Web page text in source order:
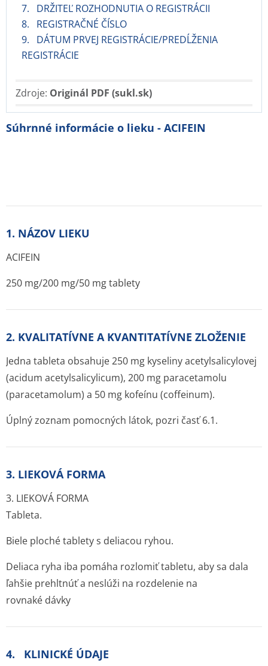
7. DRŽITEĽ ROZHODNUTIA O REGISTRÁCII
8. REGISTRAČNÉ ČÍSLO
9. DÁTUM PRVEJ REGISTRÁCIE/PREDĹŽENIA
REGISTRÁCIE
Zdroje: Originál PDF (sukl.sk)
Súhrnné informácie o lieku - ACIFEIN
1. NÁZOV LIEKU
ACIFEIN
250 mg/200 mg/50 mg tablety
2. KVALITATÍVNE A KVANTITATÍVNE ZLOŽENIE
Jedna tableta obsahuje 250 mg kyseliny acetylsalicylovej
(acidum acetylsalicylicum), 200 mg paracetamolu
(paracetamolum) a 50 mg kofeínu (coffeinum).
Úplný zoznam pomocných látok, pozri časť 6.1.
3. LIEKOVÁ FORMA
3. LIEKOVÁ FORMA
Tableta.
Biele ploché tablety s deliacou ryhou.
Deliaca ryha iba pomáha rozlomiť tabletu, aby sa dala
ľahšie prehltnúť a neslúži na rozdelenie na
rovnaké dávky
4. KLINICKÉ ÚDAJE